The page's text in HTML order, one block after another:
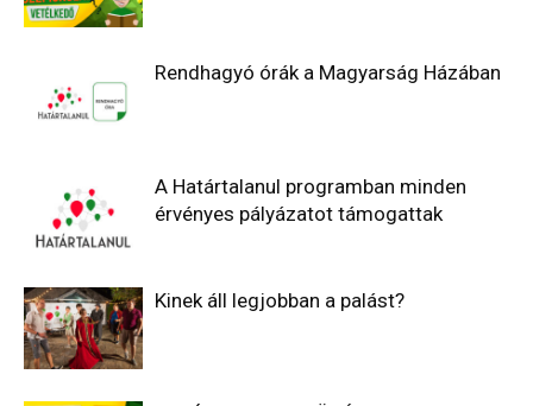
Rendhagyó órák a Magyarság Házában
A Határtalanul programban minden
érvényes pályázatot támogattak
Kinek áll legjobban a palást?